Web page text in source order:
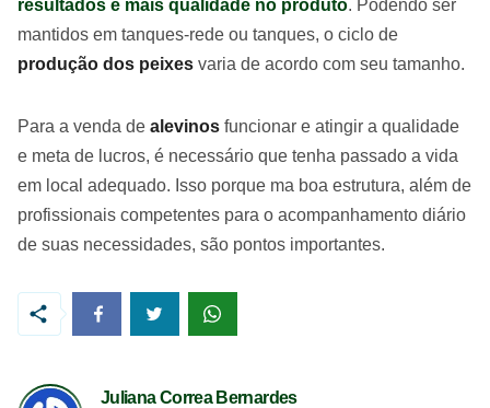
resultados e mais qualidade no produto. Podendo ser
mantidos em tanques-rede ou tanques, o ciclo de
produção dos peixes varia de acordo com seu tamanho.
Para a venda de alevinos funcionar e atingir a qualidade
e meta de lucros, é necessário que tenha passado a vida
em local adequado. Isso porque ma boa estrutura, além de
profissionais competentes para o acompanhamento diário
de suas necessidades, são pontos importantes.
Juliana Correa Bernardes